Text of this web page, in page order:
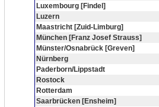
Luxembourg [Findel]
Luzern
Maastricht [Zuid-Limburg]
München [Franz Josef Strauss]
Münster/Osnabrück [Greven]
Nürnberg
Paderborn/Lippstadt
Rostock
Rotterdam
Saarbrücken [Ensheim]